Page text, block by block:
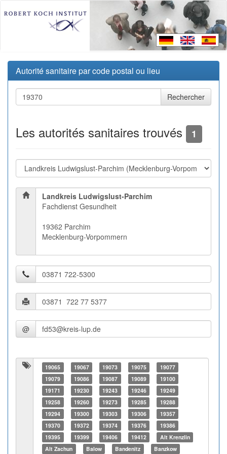
Autorité sanitaire par code postal ou lieu
Les autorités sanitaires trouvés 1
Landkreis Ludwigslust-Parchim
Fachdienst Gesundheit
19362 Parchim
Mecklenburg-Vorpommern
@
19065 19067 19073 19075
19077
19079
19086 19087 19089
19100
19171
19230 19243 19246
19249
19258
19260 19273 19285
19288
19294
19300 19303 19306
19357
19370
19372 19374 19376
19386
19395
19399 19406 19412
Alt Krenzlin
Alt Zachun
Balow Bandenitz Banzkow